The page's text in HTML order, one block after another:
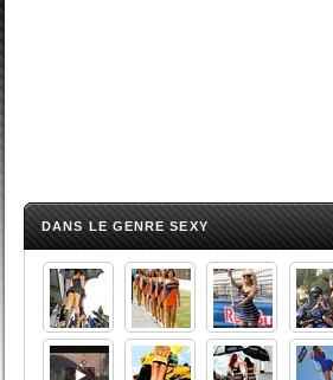
DANS LE GENRE SEXY